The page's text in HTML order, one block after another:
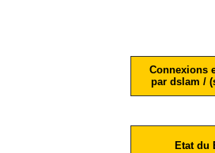
Connexions
par dslam /
Etat du